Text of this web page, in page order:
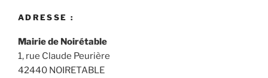
ADRESSE :
Mairie de Noirétable
1, rue Claude Peurière
42440 NOIRETABLE